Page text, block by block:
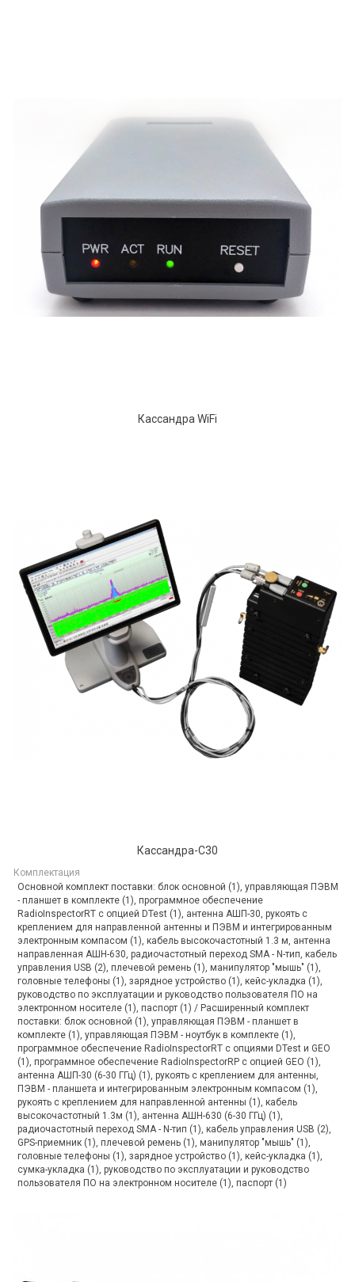
Кассандра WiFi
Кассандра-С30
Комплектация
Основной комплект поставки: блок основной (1), управляющая ПЭВМ
- планшет в комплекте (1), программное обеспечение
RadioInspectorRT с опцией DTest (1), антенна АШП-30, рукоять с
креплением для направленной антенны и ПЭВМ и интегрированным
электронным компасом (1), кабель высокочастотный 1.3 м, антенна
направленная АШН-630, радиочастотный переход SMA - N-тип, кабель
управления USB (2), плечевой ремень (1), манипулятор "мышь" (1),
головные телефоны (1), зарядное устройство (1), кейс-укладка (1),
руководство по эксплуатации и руководство пользователя ПО на
электронном носителе (1), паспорт (1) / Расширенный комплект
поставки: блок основной (1), управляющая ПЭВМ - планшет в
комплекте (1), управляющая ПЭВМ - ноутбук в комплекте (1),
программное обеспечение RadioInspectorRT с опциями DTest и GEO
(1), программное обеспечение RadioInspectorRP с опцией GEO (1),
антенна АШП-30 (6-30 ГГц) (1), рукоять с креплением для антенны,
ПЭВМ - планшета и интегрированным электронным компасом (1),
рукоять с креплением для направленной антенны (1), кабель
высокочастотный 1.3м (1), антенна АШН-630 (6-30 ГГц) (1),
радиочастотный переход SMA - N-тип (1), кабель управления USB (2),
GPS-приемник (1), плечевой ремень (1), манипулятор "мышь" (1),
головные телефоны (1), зарядное устройство (1), кейс-укладка (1),
сумка-укладка (1), руководство по эксплуатации и руководство
пользователя ПО на электронном носителе (1), паспорт (1)